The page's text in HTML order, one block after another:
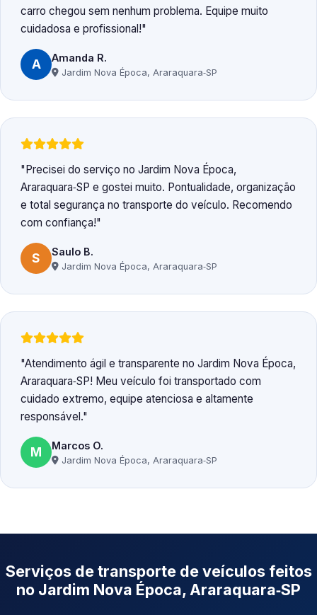
carro chegou sem nenhum problema. Equipe muito
cuidadosa e profissional!
A Amanda R.
Jardim Nova Época, Araraquara‑SP
Precisei do serviço no Jardim Nova Época,
Araraquara‑SP e gostei muito. Pontualidade, organização
e total segurança no transporte do veículo. Recomendo
com confiança!
S Saulo B.
Jardim Nova Época, Araraquara‑SP
Atendimento ágil e transparente no Jardim Nova Época,
Araraquara‑SP! Meu veículo foi transportado com
cuidado extremo, equipe atenciosa e altamente
responsável.
M Marcos O.
Jardim Nova Época, Araraquara‑SP
Serviços de transporte de veículos feitos
no Jardim Nova Época, Araraquara‑SP